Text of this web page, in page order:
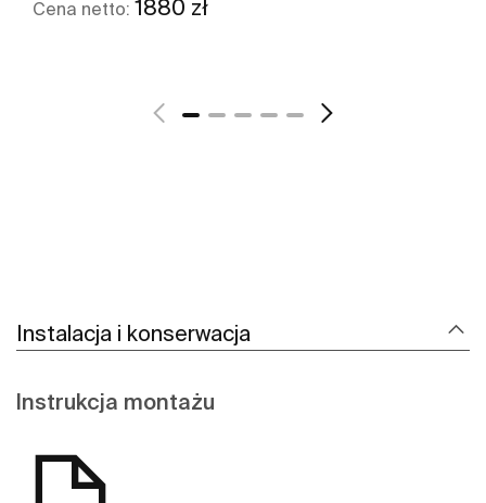
Cena netto: 1880 zł
Instalacja i konserwacja
Instrukcja montażu